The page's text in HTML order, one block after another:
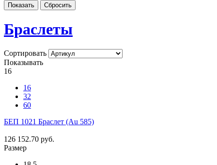
Браслеты
Сортировать
Показывать
16
16
32
60
БЕП 1021 Браслет (Au 585)
126 152.70 руб.
Размер